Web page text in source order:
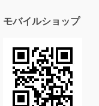
モバイルショップ